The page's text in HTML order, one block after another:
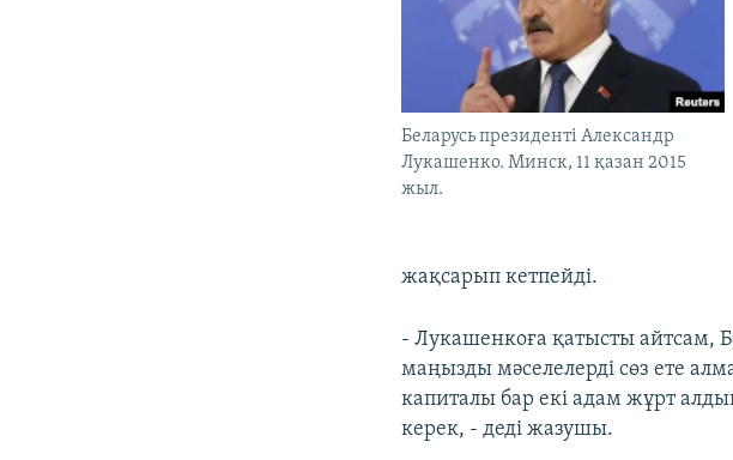
Беларусь президенті Александр
Лукашенко. Минск, 11 қазан 2015
жыл.
жақсарып кетпейді.
- Лукашенкоға қатысты айтсам,
маңызды мәселелерді сөз ете
капиталы бар екі адам жұрт
керек, - деді жазушы.